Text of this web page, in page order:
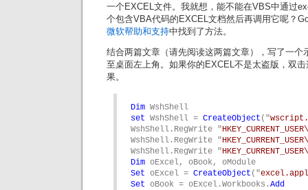
一个EXCEL文件。我就想，能不能在VBS中通过
个包含VBA代码的EXCEL文档然后再调用它呢？
微软帮助和支持中找到了方法。
结合两篇文章（请先阅读这两篇文章），写了一个
至桌面左上角。如果你的EXCEL不是太盗版，双
果。
Dim
set WshShell = CreateObject ("
WshShell.RegWrite "
WshShell.RegWrite "
WshShell.RegWrite "
Dim
Set oExcel = CreateObject ("
Set oBook = oExcel.Workbooks.Add